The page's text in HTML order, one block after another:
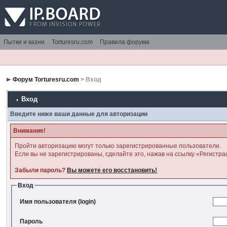
Пытки и казни Torturesru.com Правила форума
Форум Torturesru.com > Вход
Вход
Введите ниже ваши данные для авторизации
Внимание!
Пройти авторизацию могут только зарегистрированные пользователи.
Если вы не зарегистрированы, сделайте это, нажав на ссылку
Забыли пароль? Вы можете его восстановить!
Вход
Имя пользователя (login)
Пароль